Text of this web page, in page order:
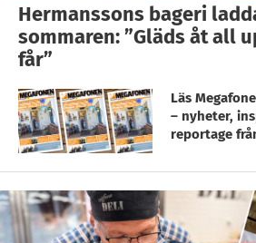
Hermanssons bageri
sommaren: ”Gläds åt all
får”
Läs
– nyheter,
reportage